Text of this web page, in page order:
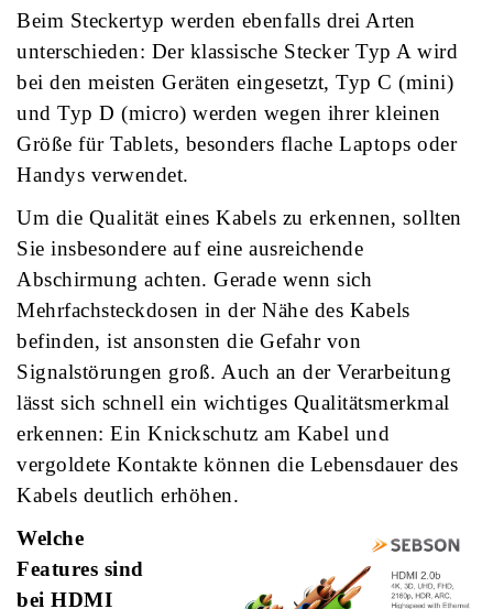
Beim Steckertyp werden ebenfalls drei Arten
unterschieden: Der klassische Stecker Typ A wird
bei den meisten Geräten eingesetzt, Typ C (mini)
und Typ D (micro) werden wegen ihrer kleinen
Größe für Tablets, besonders flache Laptops oder
Handys verwendet.
Um die Qualität eines Kabels zu erkennen, sollten
Sie insbesondere auf eine ausreichende
Abschirmung achten. Gerade wenn sich
Mehrfachsteckdosen in der Nähe des Kabels
befinden, ist ansonsten die Gefahr von
Signalstörungen groß. Auch an der Verarbeitung
lässt sich schnell ein wichtiges Qualitätsmerkmal
erkennen: Ein Knickschutz am Kabel und
vergoldete Kontakte können die Lebensdauer des
Kabels deutlich erhöhen.
Welche
Features sind
bei HDMI